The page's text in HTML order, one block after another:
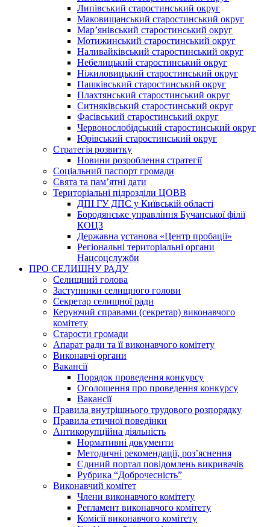
Липівський старостинський округ
Маковищанський старостинський округ
Мар’янівський старостинський округ
Мотижинський старостинський округ
Наливайківський старостинський округ
Небелицький старостинський округ
Ніжиловицький старостинський округ
Пашківський старостинський округ
Плахтянський старостинський округ
Ситняківський старостинський округ
Фасівський старостинський округ
Червонослобідський старостинський округ
Юрівський старостинський округ
Стратегія розвитку
Новини розроблення стратегії
Соціальний паспорт громади
Свята та пам’ятні дати
Територіальні підрозділи ЦОВВ
ДПІ ГУ ДПС у Київській області
Бородянське управління Бучанської філії
КОЦЗ
Державна установа «Центр пробації»
Регіональні територіальні органи
Нацсоцслужби
ПРО СЕЛИЩНУ РАДУ
Селищний голова
Заступники селищного голови
Секретар селищної ради
Керуючий справами (секретар) виконавчого
комітету
Старости громади
Апарат ради та її виконавчого комітету
Виконавчі органи
Вакансії
Порядок проведення конкурсу
Оголошення про проведення конкурсу
Вакансії
Правила внутрішнього трудового розпорядку
Правила етичної поведінки
Антикорупційна діяльність
Нормативні документи
Методичні рекомендації, роз’яснення
Єдиний портал повідомлень викривачів
Рубрика “Доброчесність”
Виконавчий комітет
Члени виконавчого комітету
Регламент виконавчого комітету
Комісії виконавчого комітету